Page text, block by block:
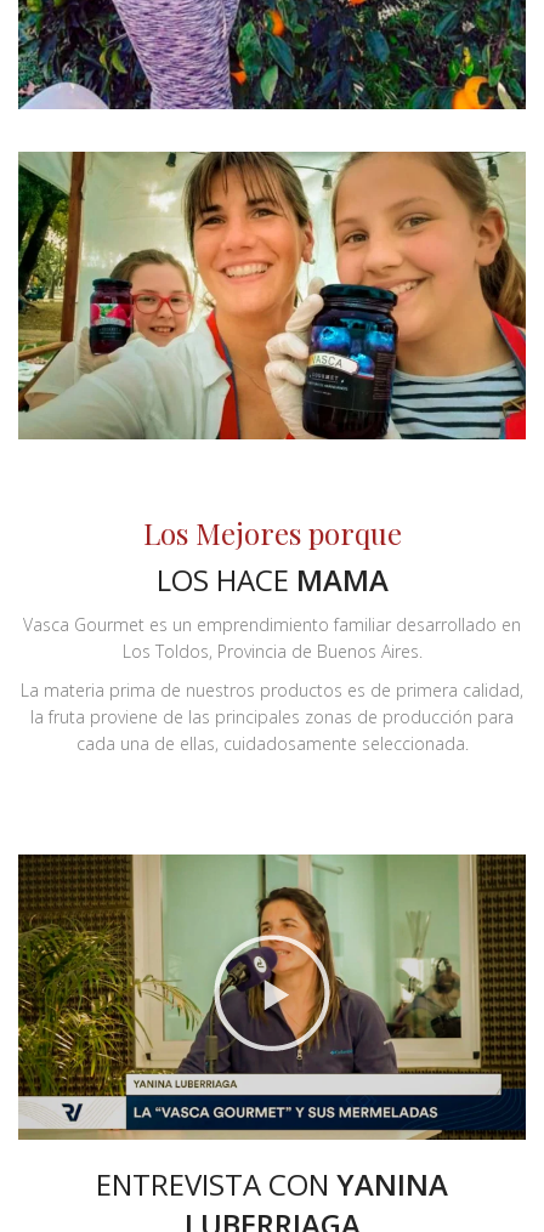
Los Mejores porque
LOS HACE MAMA
Vasca Gourmet es un emprendimiento familiar desarrollado en
Los Toldos, Provincia de Buenos Aires.
La materia prima de nuestros productos es de primera calidad,
la fruta proviene de las principales zonas de producción para
cada una de ellas, cuidadosamente seleccionada.
ENTREVISTA CON YANINA